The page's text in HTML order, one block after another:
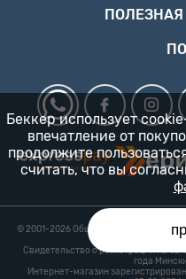
© 2001-2026 Общество с
магазин
Свидетельство о регистрации №
года
Интернет-магазин
Беккер использует
впечатление от
продолжите
считать, что вы